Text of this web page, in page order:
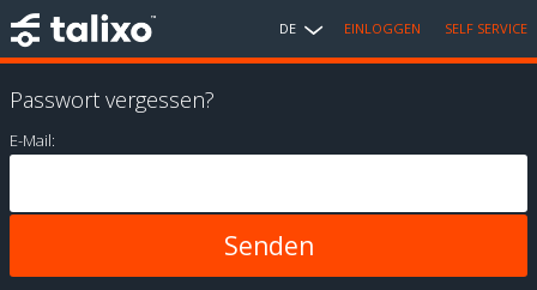
DE EINLOGGEN SELF SERVICE
Passwort vergessen?
E-Mail: